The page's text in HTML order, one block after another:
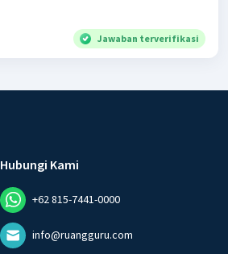
Jawaban terverifikasi
Hubungi Kami
+62 815-7441-0000
info@ruangguru.com